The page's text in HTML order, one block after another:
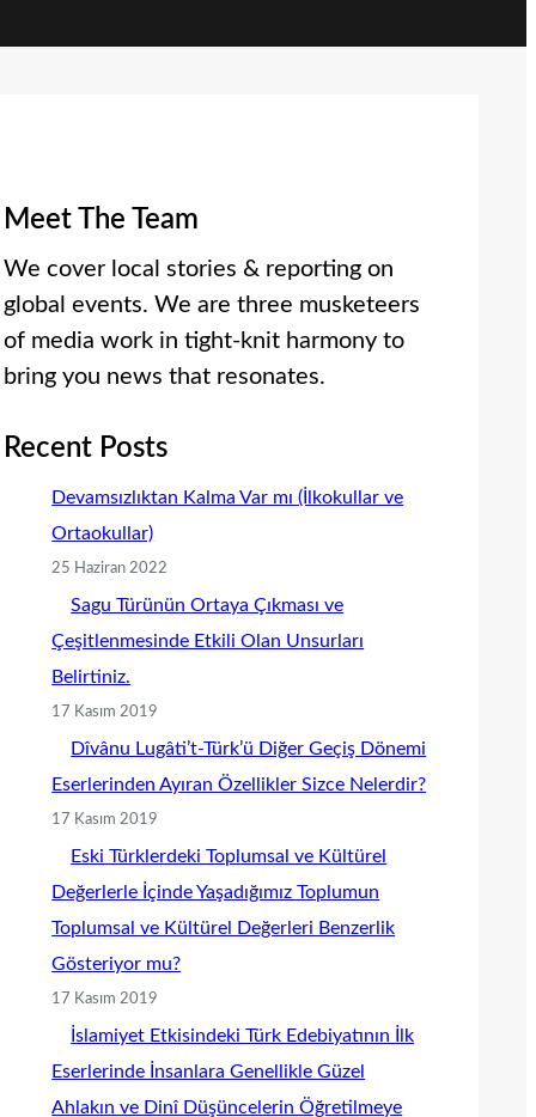
Meet The Team
We cover local stories & reporting on
global events. We are three musketeers
of media work in tight-knit harmony to
bring you news that resonates.
Recent Posts
Devamsızlıktan Kalma Var mı (İlkokullar ve
Ortaokullar)
25 Haziran 2022
Sagu Türünün Ortaya Çıkması ve
Çeşitlenmesinde Etkili Olan Unsurları
Belirtiniz.
17 Kasım 2019
Dîvânu Lugâti’t-Türk’ü Diğer Geçiş Dönemi
Eserlerinden Ayıran Özellikler Sizce Nelerdir?
17 Kasım 2019
Eski Türklerdeki Toplumsal ve Kültürel
Değerlerle İçinde Yaşadığımız Toplumun
Toplumsal ve Kültürel Değerleri Benzerlik
Gösteriyor mu?
17 Kasım 2019
İslamiyet Etkisindeki Türk Edebiyatının İlk
Eserlerinde İnsanlara Genellikle Güzel
Ahlakın ve Dinî Düşüncelerin Öğretilmeye